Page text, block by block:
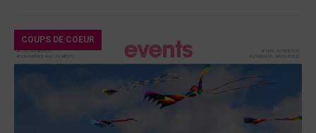
COUPS DE COEUR